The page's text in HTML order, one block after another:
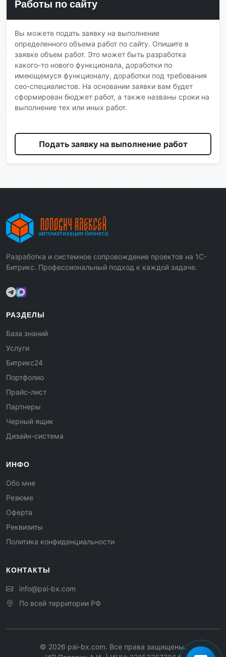
Работы по сайту
Вы можете подать заявку на выполнение
определенного объема работ по сайту. Опишите в
заявке объем работ. Это может быть разработка
какого-то нового функционала, доработки по
имеющемуся функционалу, доработки под требования
сео-специалистов. На основании заявки вам будет
сформирован бюджет работ, а также названы сроки на
выполнение тех или иных работ.
Подать заявку на выполнение работ
Разработка и системное сопровождение проектов на 1С-
Битрикс. Профессиональный подход к каждой задаче.
РАЗДЕЛЫ
База знаний
Услуги
Битрикс24
Портфолио
Прайс-лист
Партнеры
Черный ящик
Дизайн-система
ИНФО
Обо мне
Резюме
Оферта
Реквизиты
Политика конфиденциальности
КОНТАКТЫ
info@pai-bx.com
По всей территории РФ
© 2026 pai-bx.com. Все права защищены.